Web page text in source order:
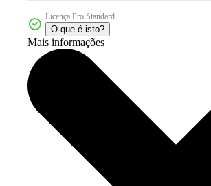
Licença Pro Standard
O que é isto?
Mais informações